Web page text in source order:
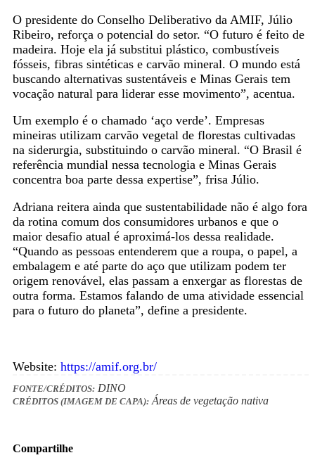
O presidente do Conselho Deliberativo da AMIF, Júlio
Ribeiro, reforça o potencial do setor. “O futuro é feito de
madeira. Hoje ela já substitui plástico, combustíveis
fósseis, fibras sintéticas e carvão mineral. O mundo está
buscando alternativas sustentáveis e Minas Gerais tem
vocação natural para liderar esse movimento”, acentua.
Um exemplo é o chamado ‘aço verde’. Empresas
mineiras utilizam carvão vegetal de florestas cultivadas
na siderurgia, substituindo o carvão mineral. “O Brasil é
referência mundial nessa tecnologia e Minas Gerais
concentra boa parte dessa expertise”, frisa Júlio.
Adriana reitera ainda que sustentabilidade não é algo fora
da rotina comum dos consumidores urbanos e que o
maior desafio atual é aproximá-los dessa realidade.
“Quando as pessoas entenderem que a roupa, o papel, a
embalagem e até parte do aço que utilizam podem ter
origem renovável, elas passam a enxergar as florestas de
outra forma. Estamos falando de uma atividade essencial
para o futuro do planeta”, define a presidente.
Website: https://amif.org.br/
FONTE/CRÉDITOS:DINO
CRÉDITOS (IMAGEM DE CAPA):Áreas de vegetação nativa
Compartilhe